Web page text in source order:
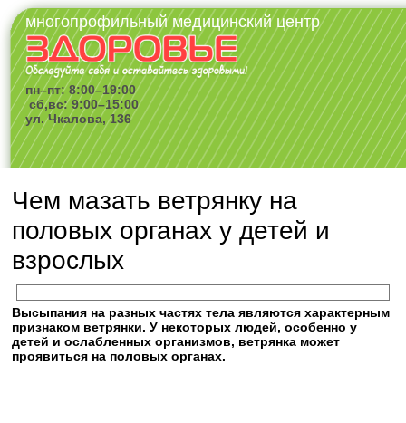
многопрофильный медицинский центр
пн–пт: 8:00–19:00
сб,вс: 9:00–15:00
ул. Чкалова, 136
Чем мазать ветрянку на
половых органах у детей и
взрослых
Высыпания на разных частях тела являются характерным
признаком ветрянки. У некоторых людей, особенно у
детей и ослабленных организмов, ветрянка может
проявиться на половых органах.